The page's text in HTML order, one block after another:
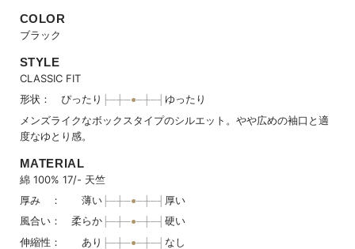
COLOR
ブラック
STYLE
CLASSIC FIT
形状： ぴったり ゆったり
メンズライクなボックスタイプのシルエット。やや広めの袖口と適
度なゆとり感。
MATERIAL
綿 100% 17/- 天竺
厚み ： 薄い
厚い
風合い： 柔らか
硬い
伸縮性： あり
なし